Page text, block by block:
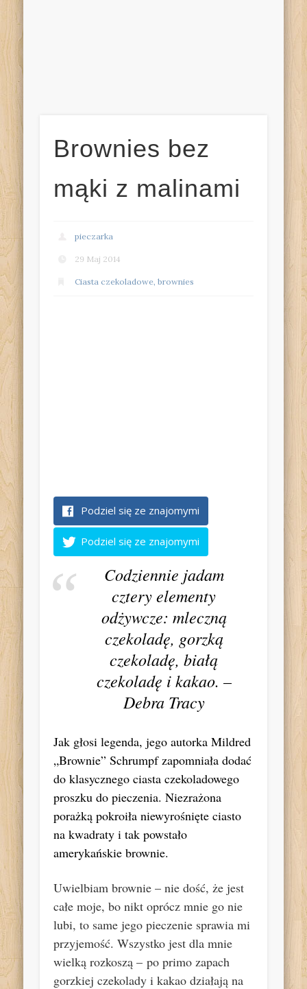
Brownies bez
mąki z malinami
pieczarka
29 Maj 2014
Ciasta czekoladowe, brownies
Podziel się ze znajomymi
Podziel się ze znajomymi
Codziennie jadam
cztery elementy
odżywcze: mleczną
czekoladę, gorzką
czekoladę, białą
czekoladę i kakao. –
Debra Tracy
Jak głosi legenda, jego autorka Mildred
„Brownie” Schrumpf zapomniała dodać
do klasycznego ciasta czekoladowego
proszku do pieczenia. Niezrażona
porażką pokroiła niewyrośnięte ciasto
na kwadraty i tak powstało
amerykańskie brownie.
Uwielbiam brownie – nie dość, że jest
całe moje, bo nikt oprócz mnie go nie
lubi, to same jego pieczenie sprawia mi
przyjemość. Wszystko jest dla mnie
wielką rozkoszą – po primo zapach
gorzkiej czekolady i kakao działają na